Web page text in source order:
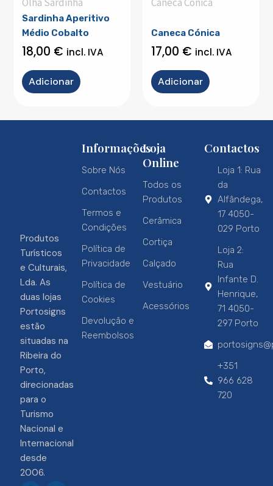
Sardinha Aperitivo
Médio Cobalto
18,00 € incl. IVA
Adicionar
Caneca Cónica
17,00 € incl. IVA
Adicionar
Produtos
Turísticos
e Culturais,
Lda. As
duas lojas
Portosigns
estão
situadas na
Ribeira do
Porto,
direcionadas
para o
Turismo
Nacional e
Internacional
desde
2006.
Informações
Sobre Nós
Contactos
Termos e
Condições
Política de
Privacidade
Política de
Cookies
Devolução e
Reembolsos
Loja
Online
Todos os
Produtos
Cerâmica
Cortiça
Calçado
Vestuário
Acessórios
Contactos
Loja 1: Rua
da
Alfândega,
17 4050-
029 Porto
Loja 2:
Rua
Infante D.
Henrique,
71 4050-
297 Porto
+351
966 628
720